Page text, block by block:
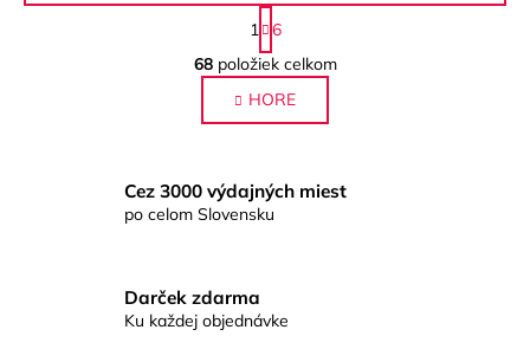
O
v
l
á
a
c
r
S
t
r
á
n
k
a
n
1
6
68položiek celkom
HORE
Cez 3000 výdajných miest
po celom Slovensku
Darček zdarma
Ku každej objednávke